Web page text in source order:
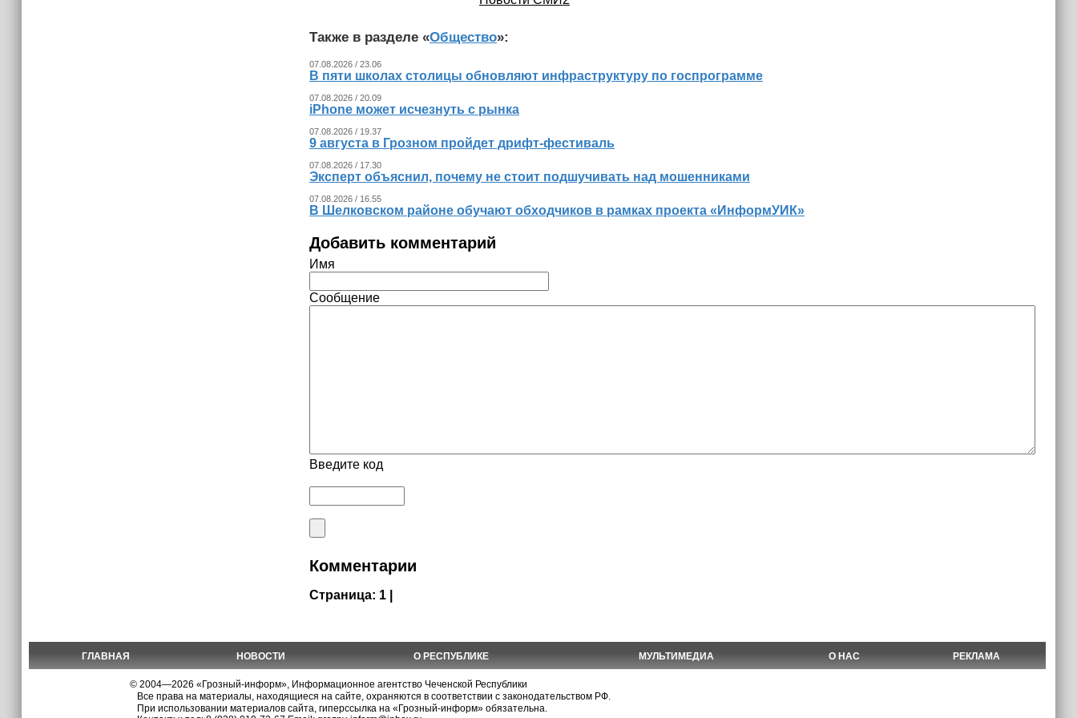
Также в разделе «Общество»:
07.08.2026 / 23.06
В пяти школах столицы обновляют инфраструктуру по госпрограмме
07.08.2026 / 20.09
iPhone может исчезнуть с рынка
07.08.2026 / 19.37
9 августа в Грозном пройдет дрифт-фестиваль
07.08.2026 / 17.30
Эксперт объяснил, почему не стоит подшучивать над мошенниками
07.08.2026 / 16.55
В Шелковском районе обучают обходчиков в рамках проекта «ИнформУИК»
Добавить комментарий
Имя
Сообщение
Введите код
Комментарии
Страница: 1 |
ГЛАВНАЯ НОВОСТИ О РЕСПУБЛИКЕ МУЛЬТИМЕДИА О НАС РЕКЛАМА
© 2004—2026 «Грозный-информ», Информационное агентство Чеченской Республики
Все права на материалы, находящиеся на сайте, охраняются в соответствии с законодательством РФ.
При использовании материалов сайта, гиперссылка на «Грозный-информ» обязательна.